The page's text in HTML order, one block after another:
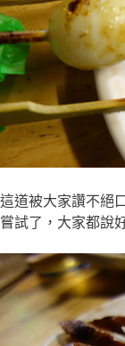
這道被大家讚不絕
嘗試了，大家都說